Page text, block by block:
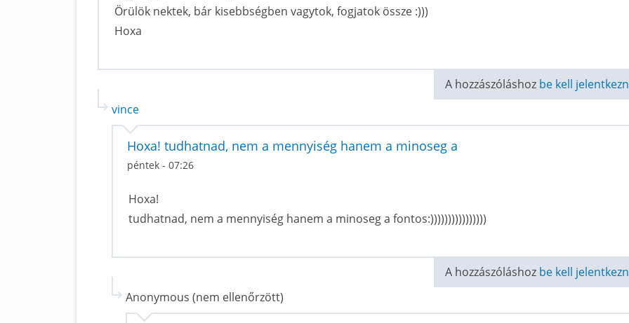
Örülök nektek, bár kisebbségben vagytok, fogjatok össze :)))
Hoxa
A hozzászóláshoz be kell
vince
Hoxa! tudhatnad, nem a mennyiség hanem a minoseg a
péntek - 07:26
Hoxa!
tudhatnad, nem a mennyiség hanem a minoseg a fontos:))))))))))))))))
A hozzászóláshoz be kell
Anonymous (nem ellenőrzött)